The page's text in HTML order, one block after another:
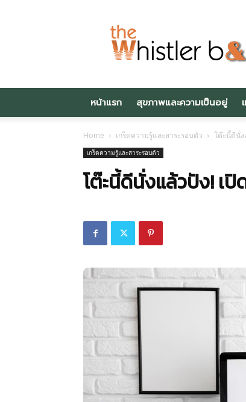
หน้าแรก สุขภาพและความเป็นอยู่
Home เกร็ดความรู้และสาระรอบตัว โต๊ะนี้ดีนั่ง
เกร็ดความรู้และสาระรอบตัว
โต๊ะนี้ดีนั่งแล้วปัง! เ